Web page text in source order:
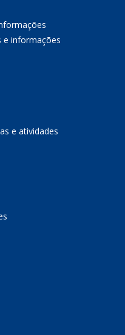
e informações
e atividades